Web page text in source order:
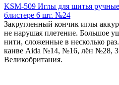
KSM-509 Иглы для шитья
блистере 6 шт. №24
Закругленный кончик иглы
не нарушая плетение. Большое
нити, сложенные в несколько
канве Aida №14, №16, лён №28,
Великобритания.